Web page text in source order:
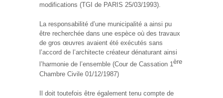
modifications (TGI de PARIS 25/03/1993).
La responsabilité d’une municipalité a ainsi pu
être recherchée dans une espèce où des travaux
de gros œuvres avaient été exécutés sans
l’accord de l’architecte créateur dénaturant ainsi
l’harmonie de l’ensemble (Cour de Cassation 1ère
Chambre Civile 01/12/1987)
Il doit toutefois être également tenu compte de